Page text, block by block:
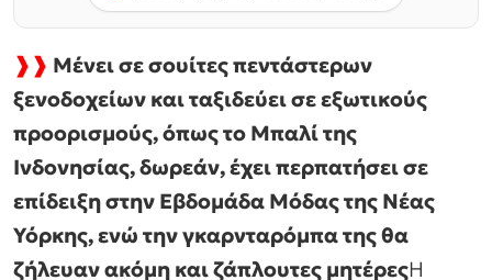
❱❱ Μένει σε σουίτες πεντάστερων
ξενοδοχείων και ταξιδεύει σε εξωτικούς
προορισμούς, όπως το Μπαλί της
Ινδονησίας, δωρεάν, έχει περπατήσει σε
επίδειξη στην Εβδομάδα Μόδας της Νέας
Υόρκης, ενώ την γκαρνταρόμπα της θα
ζήλευαν ακόμη και ζάπλουτες μητέρεςΗ